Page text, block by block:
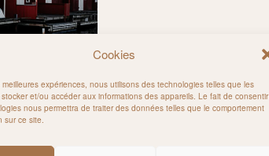
Cookies
meilleures expériences, nous utilisons des technologies telles que les
et/ou accéder aux informations des appareils. Le fait de consentir
nous permettra de traiter des données telles que le comportement
sur ce site.